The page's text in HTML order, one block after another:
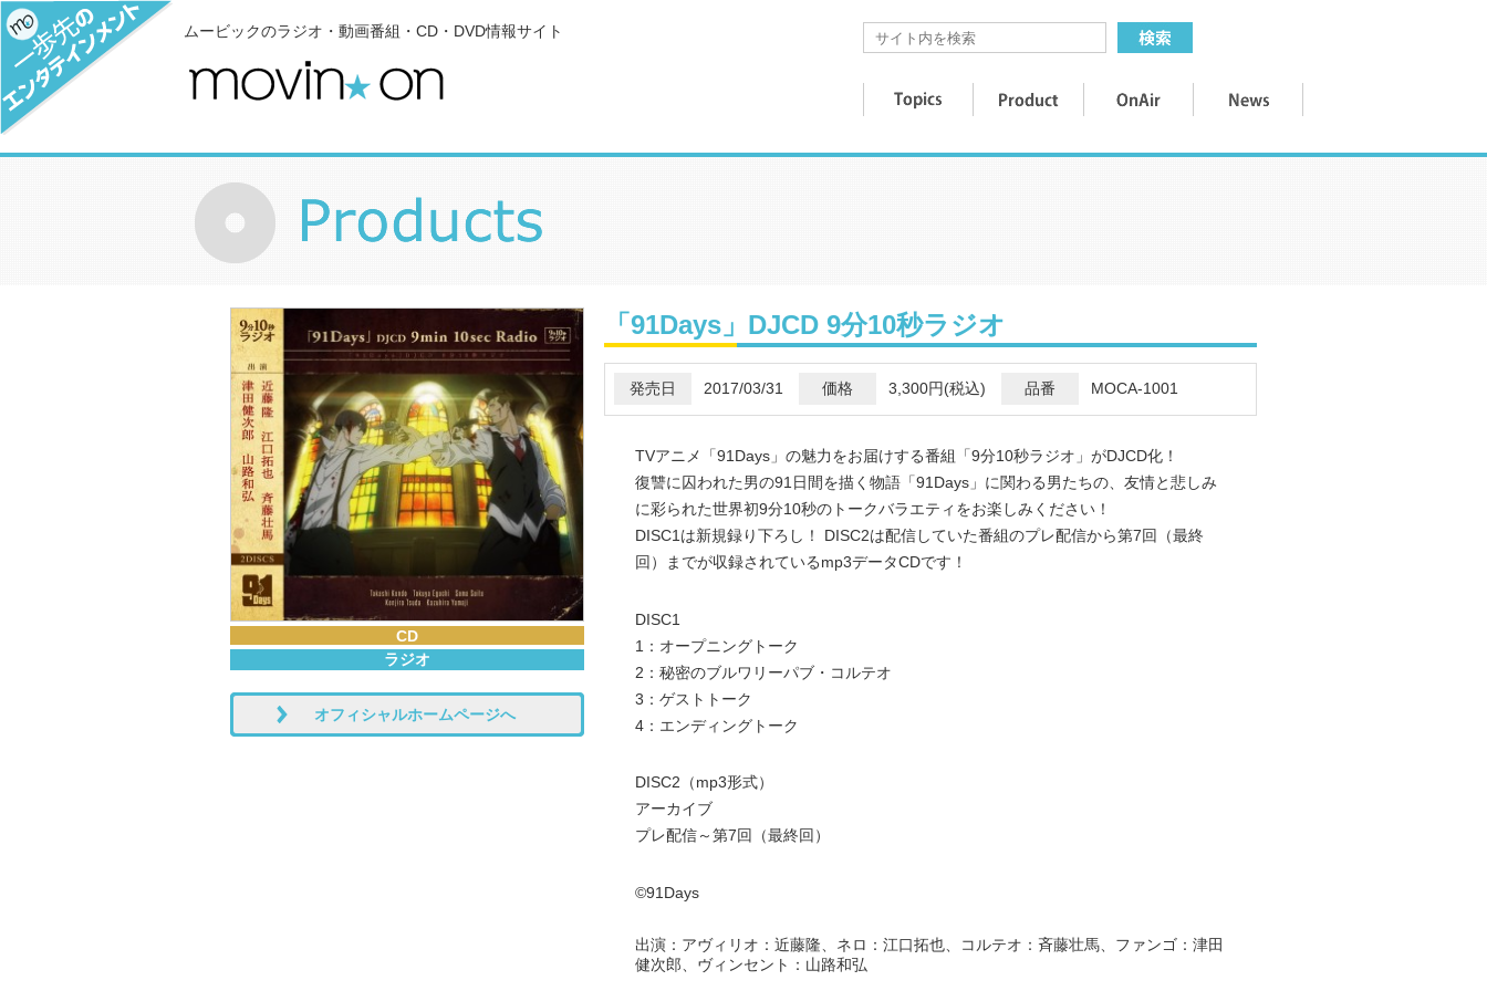
ムービックのラジオ・動画番組・CD・DVD情報サイト
CD
ラジオ
オフィシャルホームページへ
「91Days」DJCD 9分10秒ラジオ
発売日 2017/03/31 価格 3,300円(税込) 品番 MOCA-1001
TVアニメ「91Days」の魅力をお届けする番組「9分10秒ラジオ」がDJCD化！
復讐に囚われた男の91日間を描く物語「91Days」に関わる男たちの、友情と悲しみ
に彩られた世界初9分10秒のトークバラエティをお楽しみください！
DISC1は新規録り下ろし！ DISC2は配信していた番組のプレ配信から第7回（最終
回）までが収録されているmp3データCDです！
DISC1
1：オープニングトーク
2：秘密のブルワリーパブ・コルテオ
3：ゲストトーク
4：エンディングトーク
DISC2（mp3形式）
アーカイブ
プレ配信～第7回（最終回）
©91Days
出演：アヴィリオ：近藤隆、ネロ：江口拓也、コルテオ：斉藤壮馬、ファンゴ：津田
健次郎、ヴィンセント：山路和弘